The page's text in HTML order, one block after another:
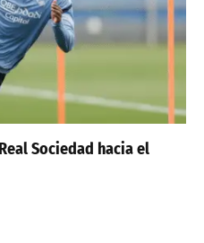
Sociedad hacia el